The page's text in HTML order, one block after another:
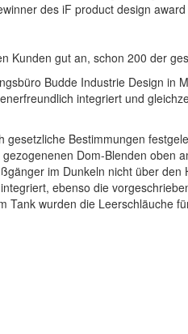
des iF product design
Kunden gut an, schon 200 der
Budde Industrie Design in
integriert und
gesetzliche Bestimmungen
Dom-Blenden oben
im Dunkeln nicht über
ebenso die
Tank wurden die Leerschläuche